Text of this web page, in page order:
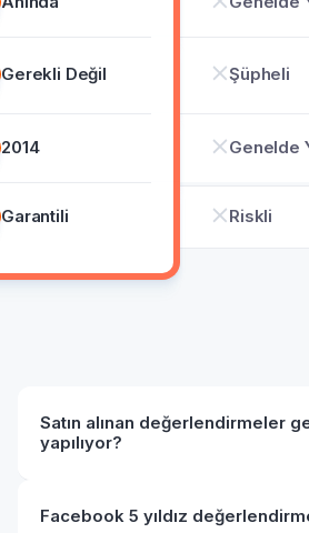
Gerekli Değil Şüpheli
2014 Genelde
Garantili Riskli
Satın alınan değerlendirmeler
yapılıyor?
Facebook 5 yıldız